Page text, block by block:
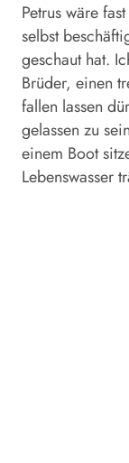
Petrus wäre
selbst
geschaut hat.
Brüder, einen
fallen lassen
gelassen zu
einem Boot
Lebenswasser